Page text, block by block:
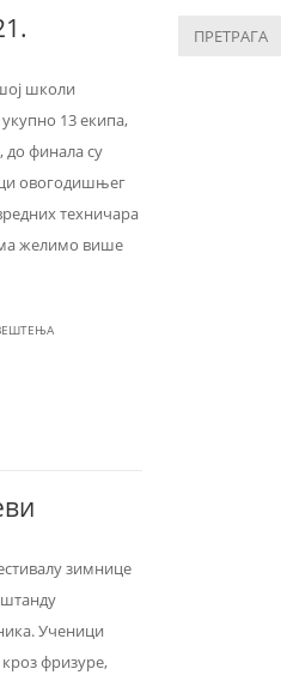
школи
13 екипа,
до финала су
овогодишњег
техничара
желимо више
зимнице
Ученици
кроз фризуре,